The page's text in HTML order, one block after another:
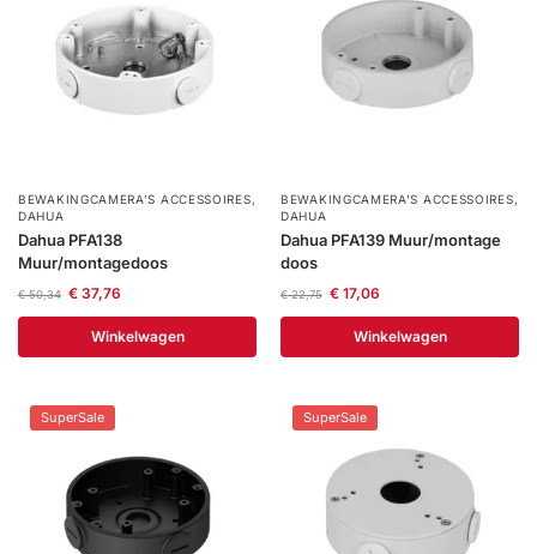
BEWAKINGCAMERA'S ACCESSOIRES,
DAHUA
Dahua PFA138
Muur/montagedoos
€50,34 €37,76
Winkelwagen
BEWAKINGCAMERA'S ACCESSOIRES,
DAHUA
Dahua PFA139 Muur/montage
doos
€22,75 €17,06
Winkelwagen
SuperSale SuperSale